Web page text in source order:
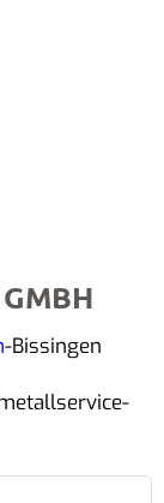
-Bissingen